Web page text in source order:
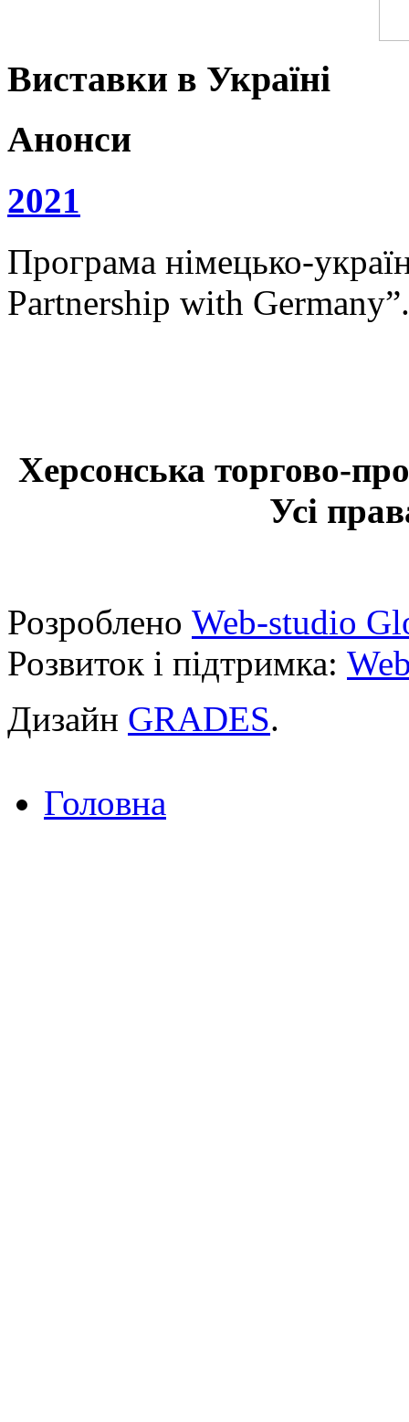
Виставки в Україні
Анонси
2021
Програма німецько-
Partnership with
Херсонська торгово-
Усі
Розроблено Web-studio
Розвиток і підтримка:
Дизайн GRADES.
Головна